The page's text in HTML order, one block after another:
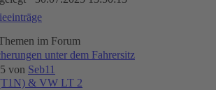
im Forum
unter dem Fahrersitz
von Seb11
& VW LT 2